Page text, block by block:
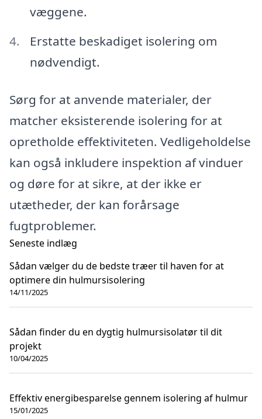
væggene.
Erstatte beskadiget isolering om
nødvendigt.
Sørg for at anvende materialer, der
matcher eksisterende isolering for at
opretholde effektiviteten. Vedligeholdelse
kan også inkludere inspektion af vinduer
og døre for at sikre, at der ikke er
utætheder, der kan forårsage
fugtproblemer.
Seneste indlæg
Sådan vælger du de bedste træer til haven for at
optimere din hulmursisolering
14/11/2025
Sådan finder du en dygtig hulmursisolatør til dit
projekt
10/04/2025
Effektiv energibesparelse gennem isolering af hulmur
15/01/2025